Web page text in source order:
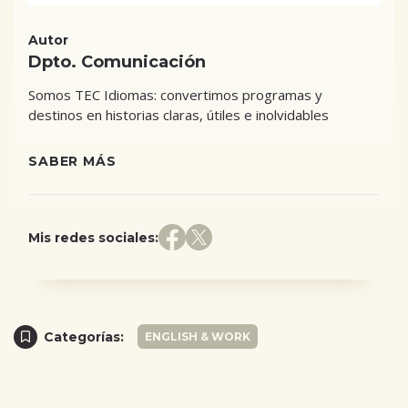
Autor
Dpto. Comunicación
Somos TEC Idiomas: convertimos programas y
destinos en historias claras, útiles e inolvidables
SABER MÁS
Mis redes sociales:
Categorías: ENGLISH & WORK